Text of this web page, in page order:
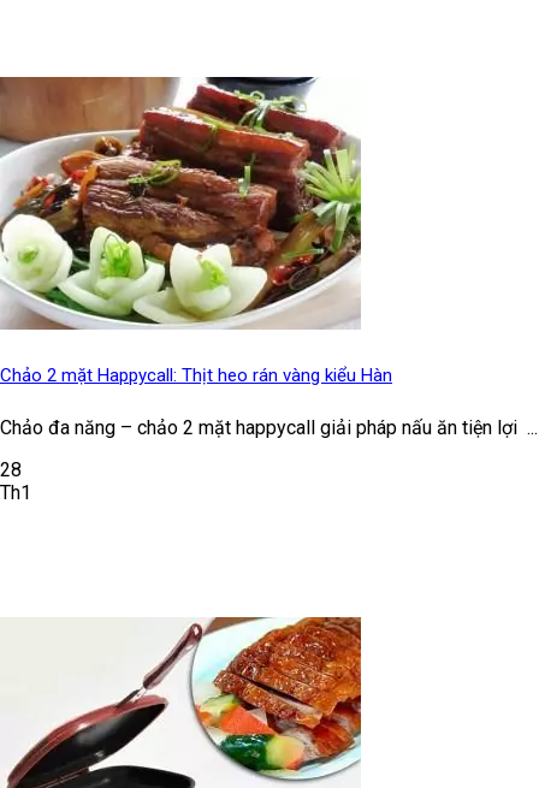
Chảo 2 mặt Happycall: Thịt heo rán vàng kiểu Hàn
Chảo đa năng – chảo 2 mặt happycall giải pháp nấu ăn tiện lợi ...
28
Th1